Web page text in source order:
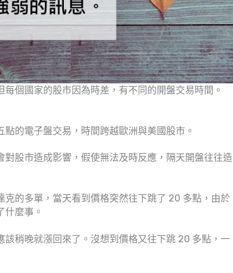
個國家的股市因為時差，有不同的開盤交易時間。
的電子盤交易，時間跨越歐洲與美國股市。
股市造成影響，假使無法及時反應，隔天開盤往往造
克的多單，當天看到價格突然往下跳了 20 多點，由於
什麼事。
稍晚就漲回來了。沒想到價格又往下跳 20 多點，一